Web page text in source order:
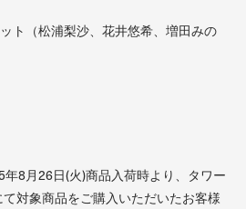
ト（松浦梨沙、花井悠希、増田みの
8月26日(火)商品入荷時より、タワー
対象商品をご購入いただいたお客様